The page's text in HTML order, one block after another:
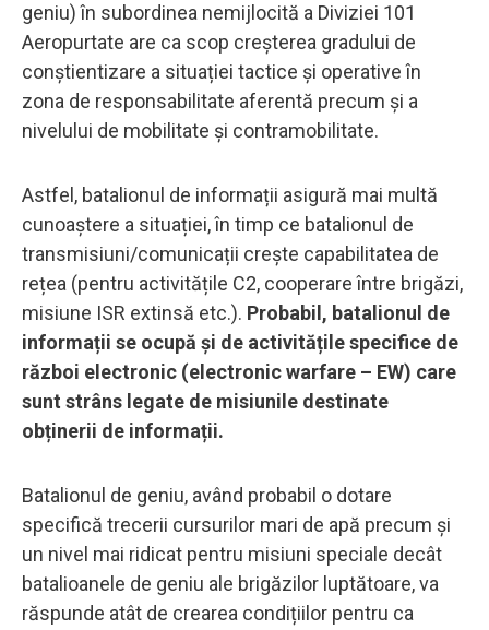
geniu) în subordinea nemijlocită a Diviziei 101
Aeropurtate are ca scop creșterea gradului de
conștientizare a situației tactice și operative în
zona de responsabilitate aferentă precum și a
nivelului de mobilitate și contramobilitate.
Astfel, batalionul de informații asigură mai multă
cunoaștere a situației, în timp ce batalionul de
transmisiuni/comunicații crește capabilitatea de
rețea (pentru activitățile C2, cooperare între brigăzi,
misiune ISR extinsă etc.). Probabil, batalionul de
informații se ocupă și de activitățile specifice de
război electronic (electronic warfare – EW) care
sunt strâns legate de misiunile destinate
obținerii de informații.
Batalionul de geniu, având probabil o dotare
specifică trecerii cursurilor mari de apă precum și
un nivel mai ridicat pentru misiuni speciale decât
batalioanele de geniu ale brigăzilor luptătoare, va
răspunde atât de crearea condițiilor pentru ca